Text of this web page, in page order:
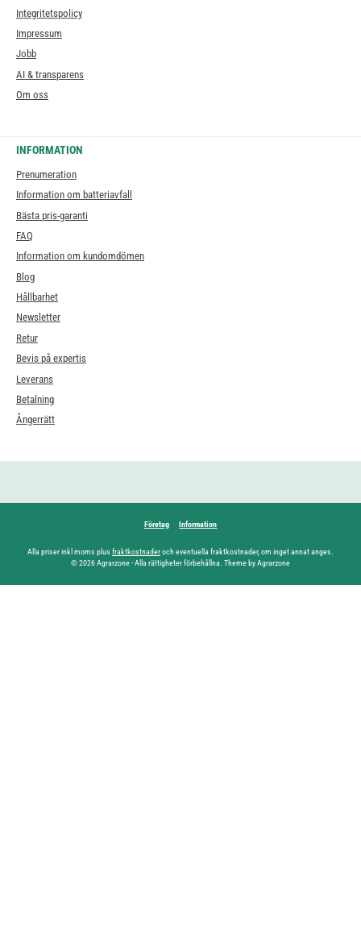
Integritetspolicy
Impressum
Jobb
AI & transparens
Om oss
INFORMATION
Prenumeration
Information om batteriavfall
Bästa pris-garanti
FAQ
Information om kundomdömen
Blog
Hållbarhet
Newsletter
Retur
Bevis på expertis
Leverans
Betalning
Ångerrätt
Företag Information
Alla priser inkl moms plus fraktkostnaderoch eventuella fraktkostnader, om inget annat anges.
© 2026 Agrarzone - Alla rättigheter förbehållna. Theme by Agrarzone